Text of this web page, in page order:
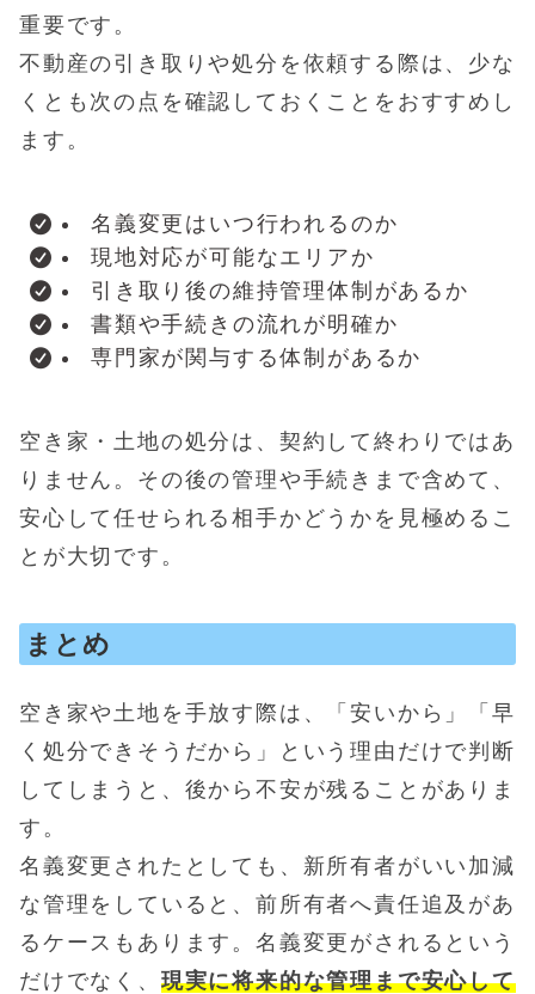
重要です。
不動産の引き取りや処分を依頼する際は、少な
くとも次の点を確認しておくことをおすすめし
ます。
名義変更はいつ行われるのか
現地対応が可能なエリアか
引き取り後の維持管理体制があるか
書類や手続きの流れが明確か
専門家が関与する体制があるか
空き家・土地の処分は、契約して終わりではあ
りません。その後の管理や手続きまで含めて、
安心して任せられる相手かどうかを見極めるこ
とが大切です。
まとめ
空き家や土地を手放す際は、「安いから」「早
く処分できそうだから」という理由だけで判断
してしまうと、後から不安が残ることがありま
す。
名義変更されたとしても、新所有者がいい加減
な管理をしていると、前所有者へ責任追及があ
るケースもあります。名義変更がされるという
だけでなく、 現実に将来的な管理まで安心して